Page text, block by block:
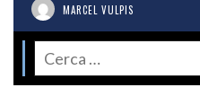
MARCEL VULPIS